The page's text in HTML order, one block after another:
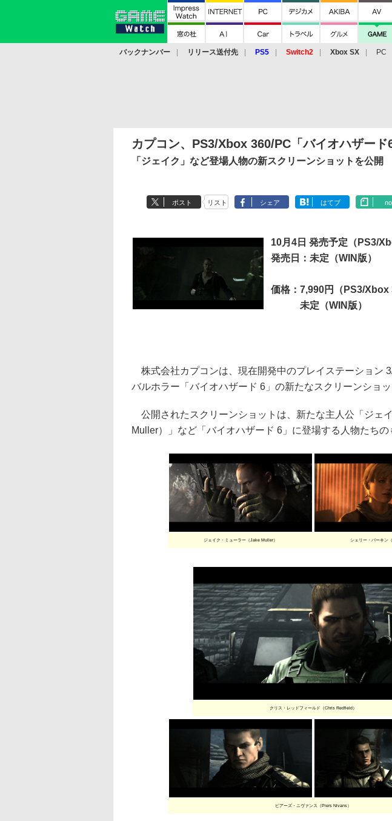
バックナンバー リリース送付先 PS5 Switch2 Xbox SX PC
カプコン、PS3/Xbox 360/PC「バイオハザード6
「ジェイク」など登場人物の新スクリーンショットを公開
ポスト リスト シェア はてブ
10月4日 発売予定（PS3/
発売日：未定（WIN版）
価格：7,990円（PS3/Xbox
未定（WIN版）
株式会社カプコンは、現在開発中のプレイステーション
バルホラー「バイオハザード 6」の新たなスクリーンショッ
公開されたスクリーンショットは、新たな主人公「ジェ
Muller）」など「バイオハザード 6」に登場する人物たちの
ジェイク・ミューラー（Jake Muller） シェリー・バーキン
クリス・レッドフィールド（Chris Redfield）
ピアーズ・ニヴァンス（Piers Nivans）